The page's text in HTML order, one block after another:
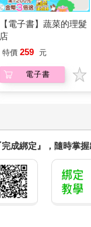
【電子書】蔬菜的理髮
店
特價 259 元
電子書
成綁定』，隨時掌